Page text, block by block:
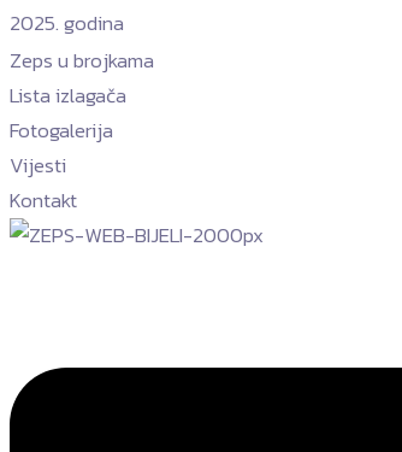
2025. godina
Zeps u brojkama
Lista izlagača
Fotogalerija
Vijesti
Kontakt